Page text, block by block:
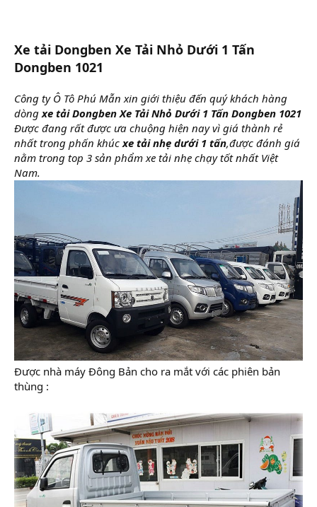
Xe tải Dongben Xe Tải Nhỏ Dưới 1 Tấn
Dongben 1021
Công ty Ô Tô Phú Mẫn xin giới thiệu đến quý khách hàng
dòng xe tải Dongben Xe Tải Nhỏ Dưới 1 Tấn Dongben 1021
Được đang rất được ưa chuộng hiện nay vì giá thành rẻ
nhất trong phấn khúc xe tải nhẹ dưới 1 tấn,được đánh giá
nằm trong top 3 sản phẩm xe tải nhẹ chạy tốt nhất Việt
Nam.
Được nhà máy Đông Bản cho ra mắt với các phiên bản
thùng :